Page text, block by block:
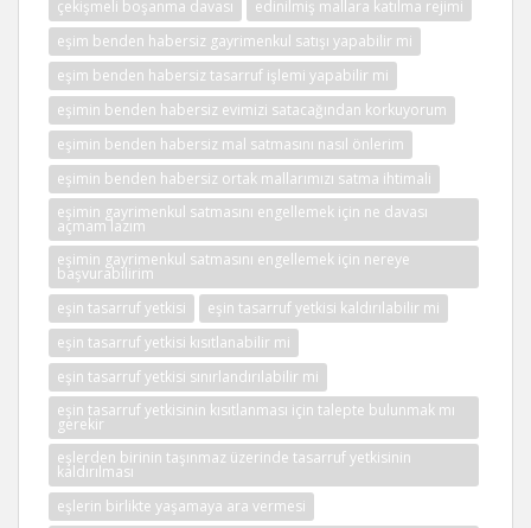
çekişmeli boşanma davası
edinilmiş mallara katılma rejimi
eşim benden habersiz gayrimenkul satışı yapabilir mi
eşim benden habersiz tasarruf işlemi yapabilir mi
eşimin benden habersiz evimizi satacağından korkuyorum
eşimin benden habersiz mal satmasını nasıl önlerim
eşimin benden habersiz ortak mallarımızı satma ihtimali
eşimin gayrimenkul satmasını engellemek için ne davası
açmam lazım
eşimin gayrimenkul satmasını engellemek için nereye
başvurabilirim
eşin tasarruf yetkisi
eşin tasarruf yetkisi kaldırılabilir mi
eşin tasarruf yetkisi kısıtlanabilir mi
eşin tasarruf yetkisi sınırlandırılabilir mi
eşin tasarruf yetkisinin kısıtlanması için talepte bulunmak mı
gerekir
eşlerden birinin taşınmaz üzerinde tasarruf yetkisinin
kaldırılması
eşlerin birlikte yaşamaya ara vermesi